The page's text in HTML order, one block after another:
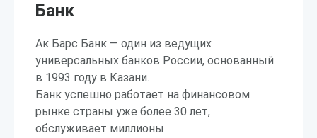
Банк
Ак Барс Банк — один из ведущих
универсальных банков России, основанный
в 1993 году в Казани.
Банк успешно работает на финансовом
рынке страны уже более 30 лет,
обслуживает миллионы